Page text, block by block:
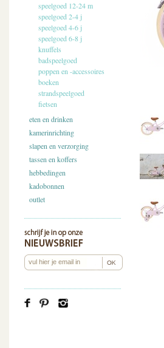
speelgoed 12-24 m
speelgoed 2-4 j
speelgoed 4-6 j
speelgoed 6-8 j
knuffels
badspeelgoed
poppen en -accessoires
boeken
strandspeelgoed
fietsen
eten en drinken
kamerinrichting
slapen en verzorging
tassen en koffers
hebbedingen
kadobonnen
outlet